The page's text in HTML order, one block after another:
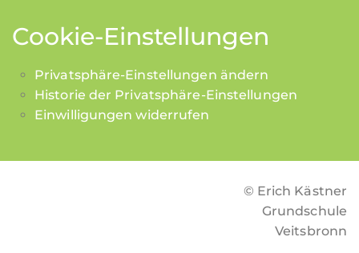
Cookie-Einstellungen
Privatsphäre-Einstellungen ändern
Historie der Privatsphäre-Einstellungen
Einwilligungen widerrufen
© Erich Kästner
Grundschule
Veitsbronn